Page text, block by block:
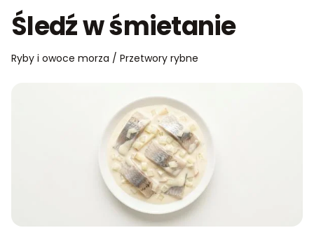
Śledź w śmietanie
Ryby i owoce morza / Przetwory rybne